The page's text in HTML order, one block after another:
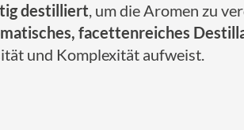
destilliert, um die Aromen zu
facettenreiches
und Komplexität aufweist.